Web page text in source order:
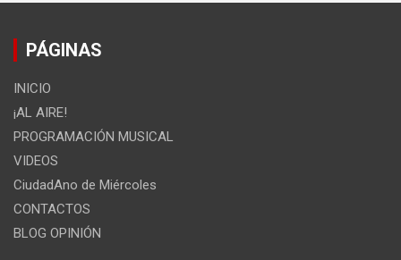
PÁGINAS
INICIO
¡AL AIRE!
PROGRAMACIÓN MUSICAL
VIDEOS
CiudadAno de Miércoles
CONTACTOS
BLOG OPINIÓN